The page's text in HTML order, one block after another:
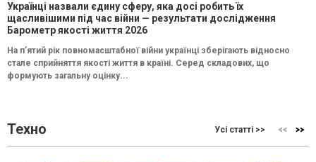
Українці назвали єдину сферу, яка досі робить їх
щасливішими під час війни — результати дослідження
Барометр якості життя 2026
На п’ятий рік повномасштабної війни українці зберігають відносно
стале сприйняття якості життя в країні. Серед складових, що
формують загальну оцінку...
Техно Усі статті >>